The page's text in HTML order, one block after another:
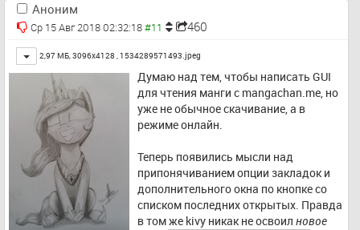
Аноним
Ср 15 Авг 2018 02:32:18 460
Toggle
2,97 МБ, 3096x4128 , 1534289571493.jpeg
Думаю над тем, чтобы написать GUI
для чтения манги с mangachan.me, но
уже не обычное скачивание, а в
режиме онлайн.
Теперь появились мысли над
припонячиванием опции закладок и
дополнительного окна по кнопке со
списком последних открытых. Правда
в том же kivy никак не освоил новое